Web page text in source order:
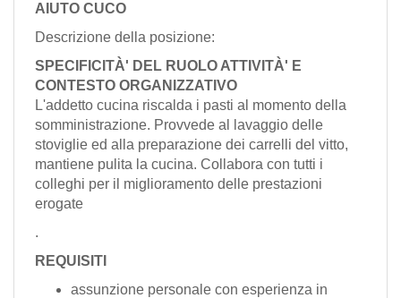
FR
IT
DE
ES
AIUTO CUCO
Descrizione della posizione:
SPECIFICITÀ' DEL RUOLO ATTIVITÀ' E
CONTESTO ORGANIZZATIVO
L'addetto cucina riscalda i pasti al momento della
somministrazione. Provvede al lavaggio delle
stoviglie ed alla preparazione dei carrelli del vitto,
mantiene pulita la cucina. Collabora con tutti i
colleghi per il miglioramento delle prestazioni
erogate
.
REQUISITI
assunzione personale con esperienza in